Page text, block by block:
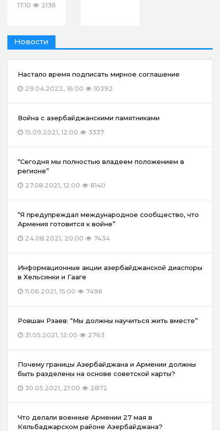
17:10
2136
Новости
Настало время подписать мирное соглашение
29.04.2022, 16:00
10392
Война с азербайджанскими памятниками
15.09.2021, 12:00
3337
“Сегодня мы полностью владеем положением в
регионе”
27.08.2021, 12:00
8140
“Я предупреждал международное сообщество, что
Армения готовится к войне”
24.08.2021, 20:00
7434
Информационные акции азербайджанской диаспоры
в Хельсинки и Гааге
11.06.2021, 15:00
7496
Ровшан Рзаев: “Мы должны научиться жить вместе”
31.05.2021, 12:00
2763
Почему границы Азербайджана и Армении должны
быть разделены на основе советской карты?
30.05.2021, 21:00
2872
Что делали военные Армении 27 мая в
Кяльбаджарском районе Азербайджана?